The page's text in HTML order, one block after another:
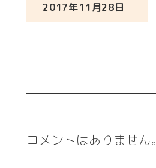
投稿日
2017年11月28日
コメントはありません。